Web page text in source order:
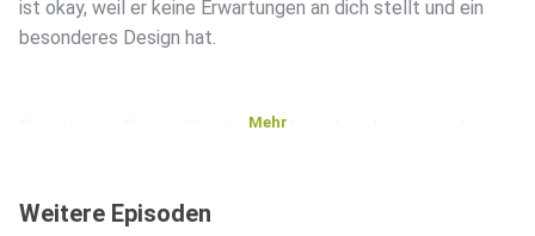
ist okay, weil er keine Erwartungen an dich stellt und ein
besonderes Design hat.
Dein Human Design Chart zeigt dir, woher diese soziale
Mehr
Weitere Episoden